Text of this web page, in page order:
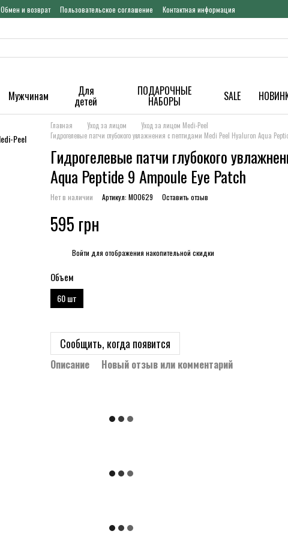
Обмен и возврат Пользовательское соглашение Контактная информация
Мужчинам Для
детей
ПОДАРОЧНЫЕ
НАБОРЫ SALE
Главная Уход за лицом
Уход за лицом Medi-Peel
Гидрогелевые патчи глубокого увлажнения с пептидами Medi Peel Hyaluron Aqua
Гидрогелевые патчи глубокого
Aqua Peptide 9 Ampoule Eye Patch
Нет в наличии Артикул: M00629 Оставить отзыв
595 грн
Войти для отображения накопительной скидки
Объем
60 шт
Сообщить, когда появится
Описание Новый отзыв или комментарий